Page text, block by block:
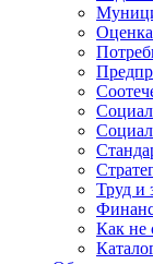
Труд и
Как не